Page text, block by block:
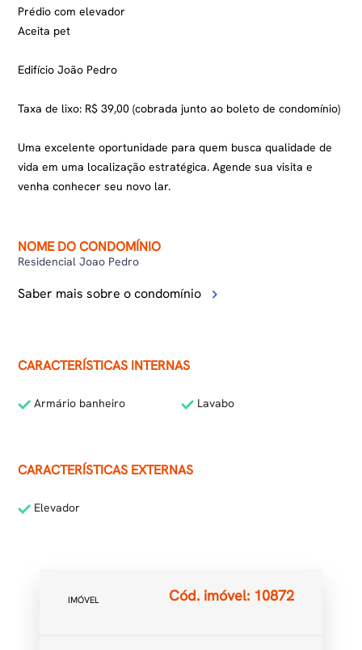
Prédio com elevador
Aceita pet
Edifício João Pedro
Taxa de lixo: R$ 39,00 (cobrada junto ao boleto de condomínio)
Uma excelente oportunidade para quem busca qualidade de
vida em uma localização estratégica. Agende sua visita e
venha conhecer seu novo lar.
NOME DO CONDOMÍNIO
Residencial Joao Pedro
Saber mais sobre o condomínio
CARACTERÍSTICAS INTERNAS
Armário banheiro Lavabo
CARACTERÍSTICAS EXTERNAS
Elevador
IMÓVEL Cód. imóvel: 10872